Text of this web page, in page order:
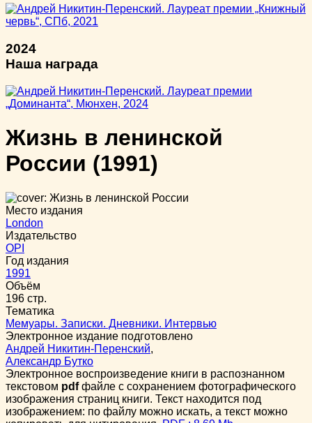
2024
Наша награда
Жизнь в ленинской
России (1991)
Место издания
London
Издательство
OPI
Год издания
1991
Объём
196 стр.
Тематика
Мемуары. Записки. Дневники. Интервью
Электронное издание подготовлено
Андрей Никитин-Перенский,
Александр Бутко
Электронное воспроизведение книги в распознанном
текстовом pdfфайле с сохранением фотографического
изображения страниц книги. Текст находится под
изображением: по файлу можно искать, а текст можно